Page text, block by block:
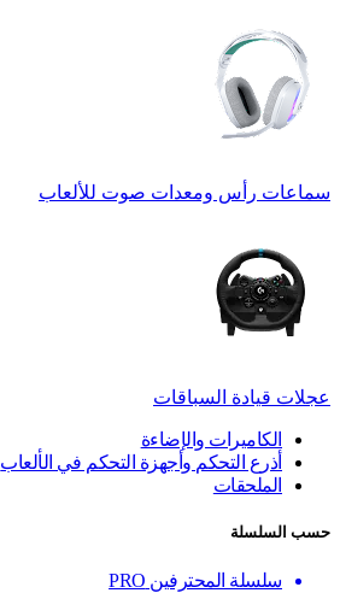
سماعات رأس ومعدات صوت للألعاب
عجلات قيادة السباقات
الكاميرات والإضاءة
أذرع التحكم وأجهزة التحكم في الألعاب
الملحقات
حسب السلسلة
سلسلة المحترفين PRO